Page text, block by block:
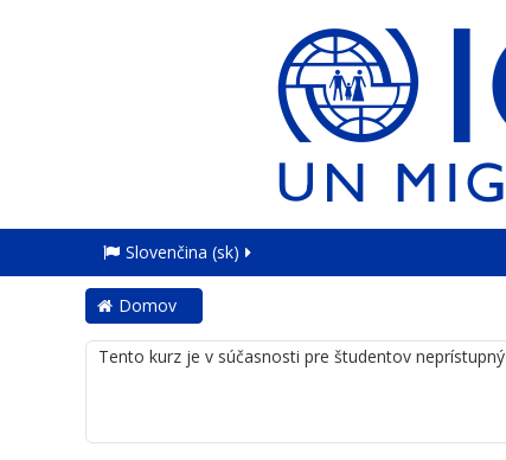
Slovenčina ‎(sk)‎
Domov
Tento kurz je v súčasnosti pre študentov neprístupný